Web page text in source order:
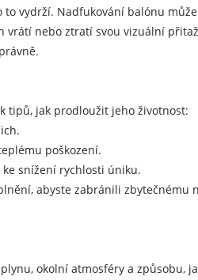
vydrží. Nadfukování balónu
nebo ztratí svou vizuální
tipů, jak prodloužit jeho životnost:
poškození.
snížení rychlosti úniku.
abyste zabránili zbytečnému
okolní atmosféry a způsobu,